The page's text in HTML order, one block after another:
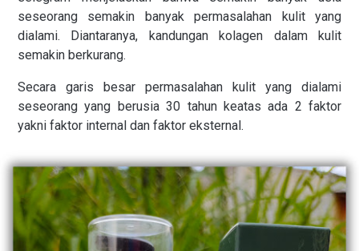
seseorang semakin banyak permasalahan kulit yang
dialami. Diantaranya, kandungan kolagen dalam kulit
semakin berkurang.
Secara garis besar permasalahan kulit yang dialami
seseorang yang berusia 30 tahun keatas ada 2 faktor
yakni faktor internal dan faktor eksternal.